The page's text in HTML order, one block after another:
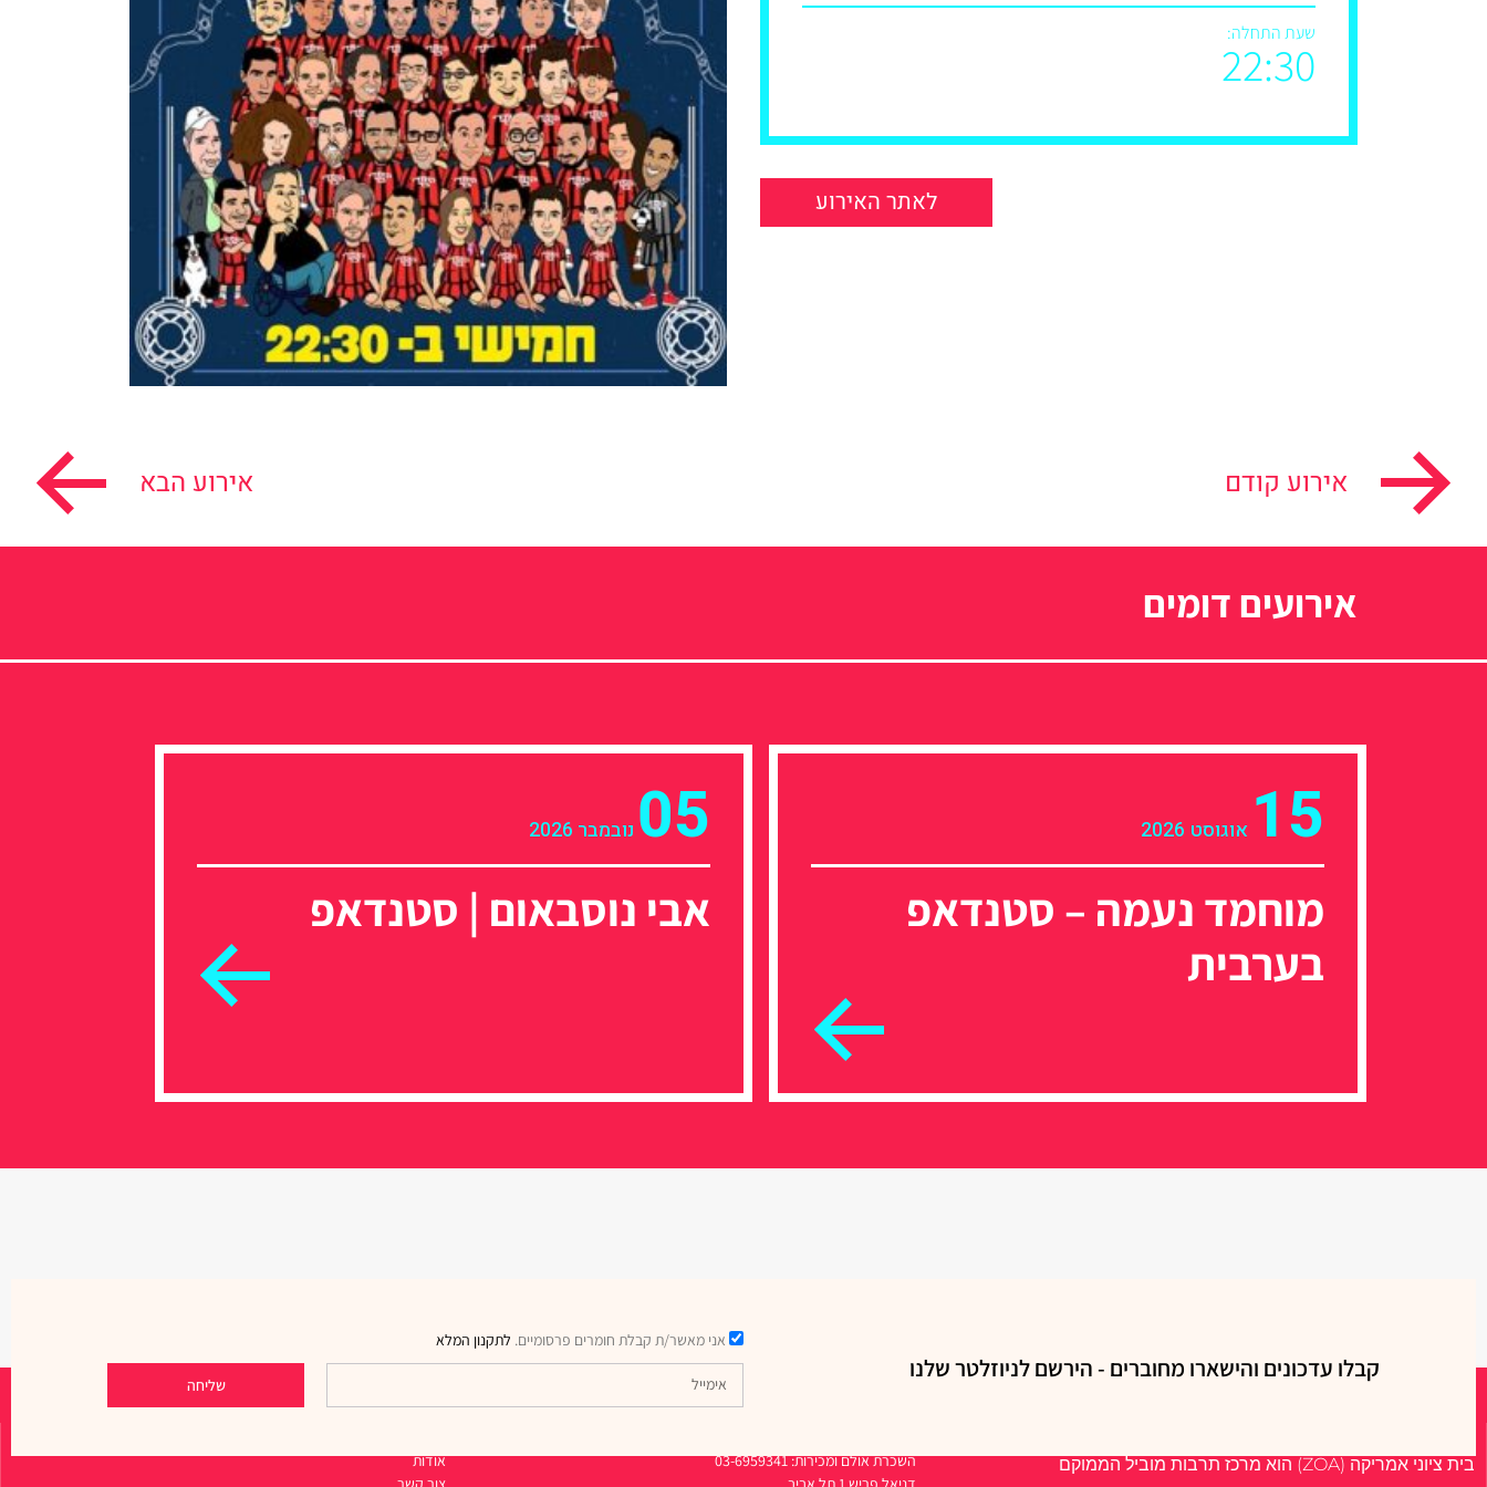
שעת התחלה:
22:30
לאתר האירוע
אירוע קודם אירוע הבא
אירועים דומים
15 אוגוסט 2026
מוחמד נעמה – סטנדאפ
בערבית
05 נובמבר 2026
אבי נוסבאום | סטנדאפ
קבלו עדכונים והישארו מחוברים - הירשם לניוזלטר שלנו
אני מאשר/ת קבלת חומרים פרסומיים. לתקנון המלא
שליחה
בית ציוני אמריקה (ZOA) הוא מרכז תרבות מוביל הממוקם
השכרת אולם ומכירות: 03-6959341
אודות